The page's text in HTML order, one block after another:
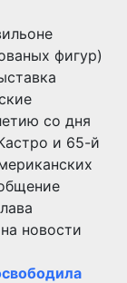
фигур)
со дня
и 65-й
новости